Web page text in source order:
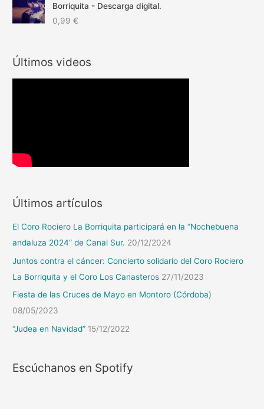
Borriquita - Descarga digital.
0,99€
Últimos videos
Últimos artículos
El Coro Rociero La Borriquita participará en la “Nochebuena
andaluza 2024” de Canal Sur. 20/12/2024
Juntos contra el cáncer: Concierto solidario del Coro Rociero
La Borriquita y el Coro Los Canasteros 27/11/2023
Fiesta de las Cruces de Mayo en Montoro (Córdoba)
08/05/2023
“Judea en Navidad” 15/12/2022
Escúchanos en Spotify